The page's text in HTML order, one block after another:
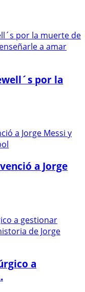
por la
a Jorge
a